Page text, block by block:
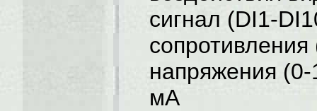
сигнал (DI1-
напряжения
мА